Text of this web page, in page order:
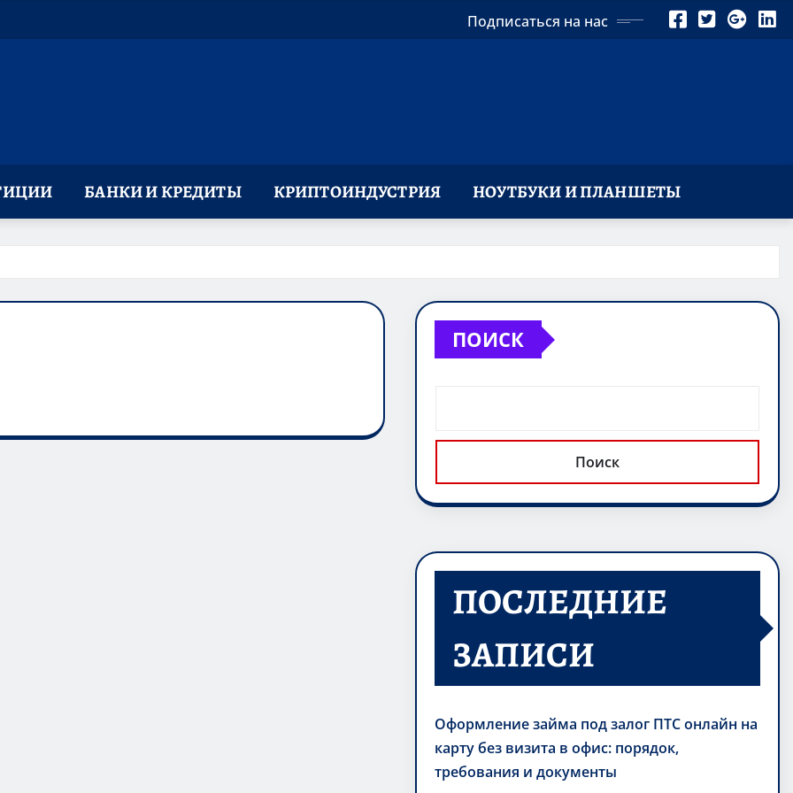
Подписаться на нас
БАНКИ И КРЕДИТЫ КРИПТОИНДУСТРИЯ НОУТБУКИ И ПЛАНШЕТЫ
ПОИСК
Поиск
ПОСЛЕДНИЕ
ЗАПИСИ
Оформление займа под залог ПТС онлайн на
карту без визита в офис: порядок,
требования и документы